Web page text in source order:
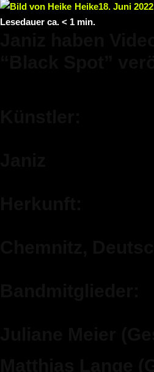
Heike18. Juni 2022
Lesedauer ca. < 1 min.